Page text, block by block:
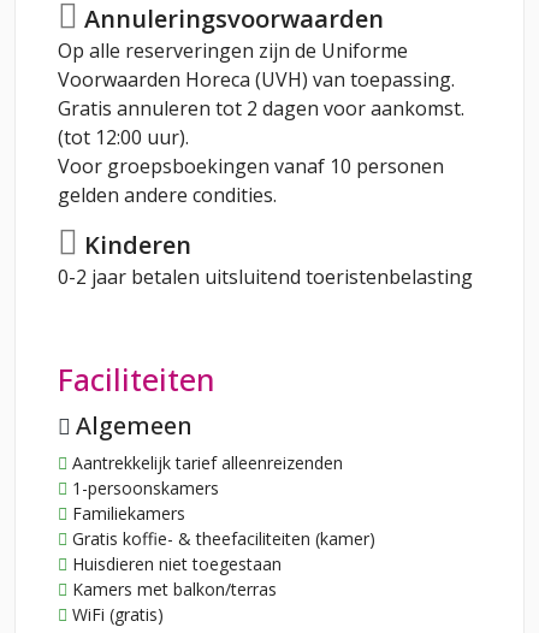
Annuleringsvoorwaarden
Op alle reserveringen zijn de Uniforme
Voorwaarden Horeca (UVH) van toepassing.
Gratis annuleren tot 2 dagen voor aankomst.
(tot 12:00 uur).
Voor groepsboekingen vanaf 10 personen
gelden andere condities.
Kinderen
0-2 jaar betalen uitsluitend toeristenbelasting
Faciliteiten
Algemeen
Aantrekkelijk tarief alleenreizenden
1-persoonskamers
Familiekamers
Gratis koffie- & theefaciliteiten (kamer)
Huisdieren niet toegestaan
Kamers met balkon/terras
WiFi (gratis)